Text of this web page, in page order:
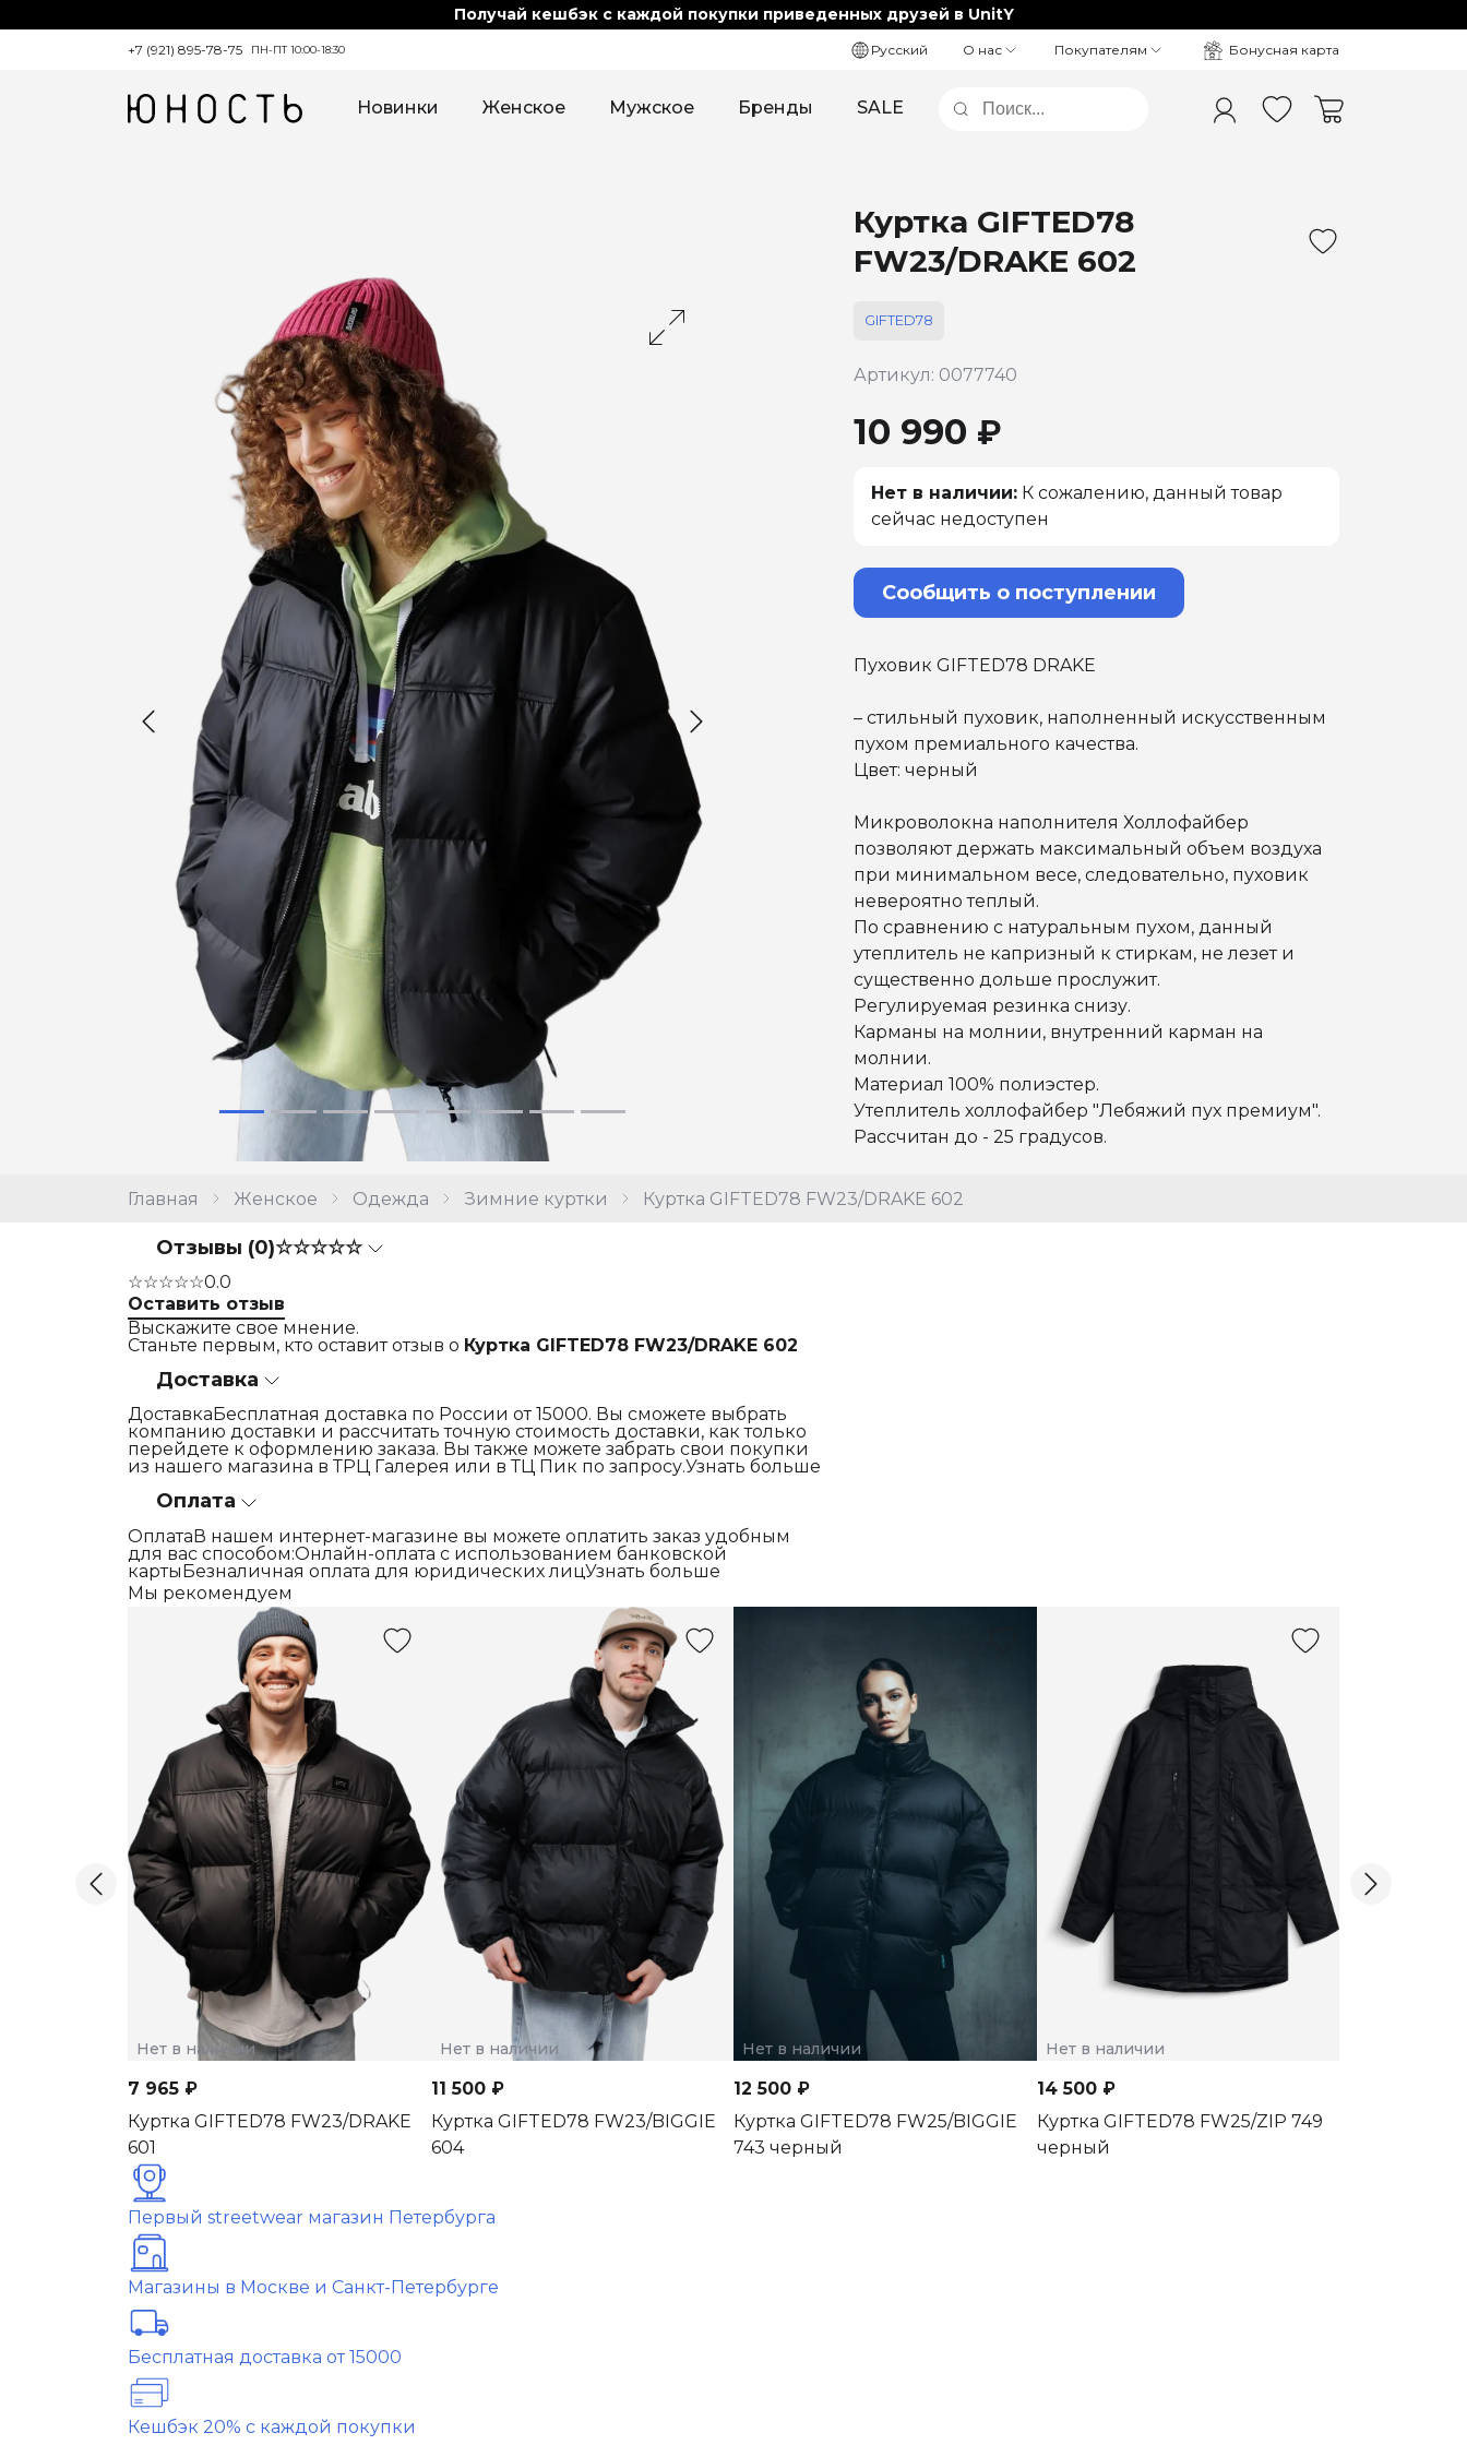
Получай кешбэк с каждой покупки приведенных друзей в UnitY
+7 (921) 895-78-75 ПН-ПТ 10:00-18:30 Русский О нас Покупателям Бонусная карта
Новинки Женское Мужское Бренды SALE
Главная Женское Одежда Зимние куртки Куртка GIFTED78 FW23/DRAKE 602
Куртка GIFTED78
FW23/DRAKE 602
GIFTED78
Артикул: 0077740
10 990 ₽
Нет в наличии: К сожалению, данный товар
сейчас недоступен
Сообщить о поступлении
Пуховик GIFTED78 DRAKE
– стильный пуховик, наполненный искусственным
пухом премиального качества.
Цвет: черный
Микроволокна наполнителя Холлофайбер
позволяют держать максимальный объем воздуха
при минимальном весе, следовательно, пуховик
невероятно теплый.
По сравнению с натуральным пухом, данный
утеплитель не капризный к стиркам, не лезет и
существенно дольше прослужит.
Регулируемая резинка снизу.
Карманы на молнии, внутренний карман на
молнии.
Материал 100% полиэстер.
Утеплитель холлофайбер "Лебяжий пух премиум".
Рассчитан до - 25 градусов.
Отзывы (0)☆☆☆☆☆
☆☆☆☆☆0.0
Оставить отзыв
Выскажите свое мнение.
Станьте первым, кто оставит отзыв о Куртка GIFTED78 FW23/DRAKE 602
Доставка
ДоставкаБесплатная доставка по России от 15000. Вы сможете выбрать
компанию доставки и рассчитать точную стоимость доставки, как только
перейдете к оформлению заказа. Вы также можете забрать свои покупки
из нашего магазина в ТРЦ Галерея или в ТЦ Пик по запросу.Узнать больше
Оплата
ОплатаВ нашем интернет-магазине вы можете оплатить заказ удобным
для вас способом:Онлайн-оплата с использованием банковской
картыБезналичная оплата для юридических лицУзнать больше
Мы рекомендуем
Нет в наличии
7 965 ₽
Куртка GIFTED78 FW23/DRAKE
601
Нет в наличии
11 500 ₽
Куртка GIFTED78 FW23/BIGGIE
604
Нет в наличии
12 500 ₽
Куртка GIFTED78 FW25/BIGGIE
743 черный
Нет в наличии
14 500 ₽
Куртка GIFTED78 FW25/ZIP 749
черный
Первый streetwear магазин Петербурга
Магазины в Москве и Санкт-Петербурге
Бесплатная доставка от 15000
Кешбэк 20% с каждой покупки